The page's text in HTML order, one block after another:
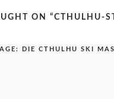
ON “CTHULHU-
DIE CTHULHU SKI